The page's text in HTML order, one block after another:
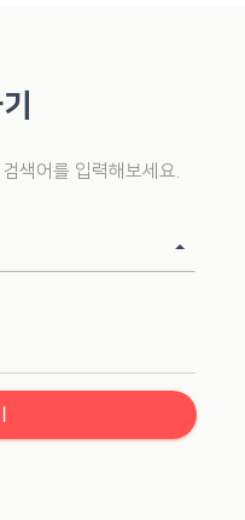
색어를 입력해보세요.